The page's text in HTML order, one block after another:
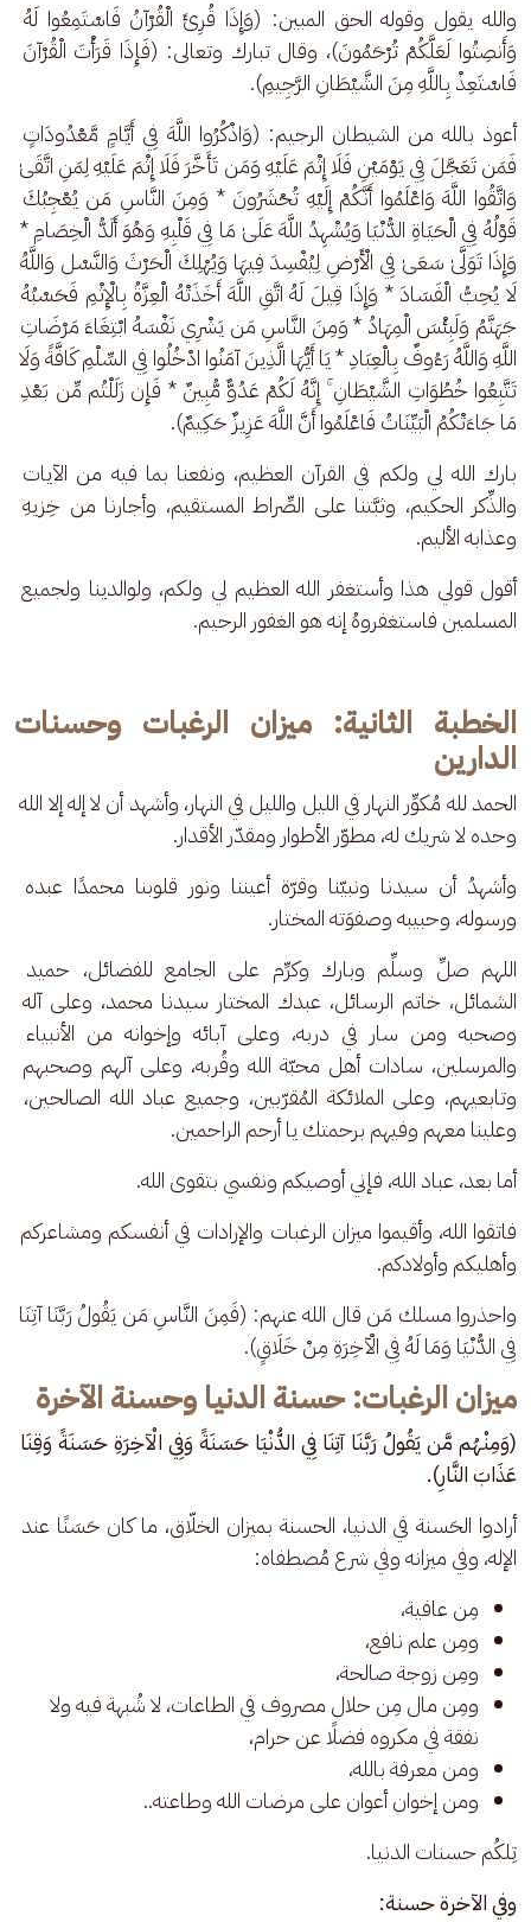
والله يقول وقوله الحق المبين: (وَإِذَا قُرِئَ الْقُرْآنُ فَاسْتَمِعُوا لَهُ
وَأَنصِتُوا لَعَلَّكُمْ تُرْحَمُونَ)، وقال تبارك وتعالى: (فَإِذَا قَرَأْتَ الْقُرْآنَ
فَاسْتَعِذْ بِاللَّهِ مِنَ الشَّيْطَانِ الرَّجِيمِ).
أعوذ بالله من الشيطان الرجيم: (وَاذْكُرُوا اللَّهَ فِي أَيَّامٍ مَّعْدُودَاتٍ
فَمَن تَعَجَّلَ فِي يَوْمَيْنِ فَلَا إِثْمَ عَلَيْهِ وَمَن تَأَخَّرَ فَلَا إِثْمَ عَلَيْهِ لِمَنِ اتَّقَىٰ
وَاتَّقُوا اللَّهَ وَاعْلَمُوا أَنَّكُمْ إِلَيْهِ تُحْشَرُونَ * وَمِنَ النَّاسِ مَن يُعْجِبُكَ
قَوْلُهُ فِي الْحَيَاةِ الدُّنْيَا وَيُشْهِدُ اللَّهَ عَلَىٰ مَا فِي قَلْبِهِ وَهُوَ أَلَدُّ الْخِصَامِ *
وَإِذَا تَوَلَّىٰ سَعَىٰ فِي الْأَرْضِ لِيُفْسِدَ فِيهَا وَيُهْلِكَ الْحَرْثَ وَالنَّسْل وَاللَّهُ
لَا يُحِبُّ الْفَسَادَ * وَإِذَا قِيلَ لَهُ اتَّقِ اللَّهَ أَخَذَتْهُ الْعِزَّةُ بِالْإِثْمِ فَحَسْبُهُ
جَهَنَّمُ وَلَبِئْسَ الْمِهَادُ * وَمِنَ النَّاسِ مَن يَشْرِي نَفْسَهُ ابْتِغَاءَ مَرْضَاتِ
اللَّهِ وَاللَّهُ رَءُوفٌ بِالْعِبَادِ * يَا أَيُّهَا الَّذِينَ آمَنُوا ادْخُلُوا فِي السِّلْمِ كَافَّةً وَلَا
تَتَّبِعُوا خُطُوَاتِ الشَّيْطَانِ ۚ إِنَّهُ لَكُمْ عَدُوٌّ مُّبِينٌ * فَإِن زَلَلْتُم مِّن بَعْدِ
مَا جَاءَتْكُمُ الْبَيِّنَاتُ فَاعْلَمُوا أَنَّ اللَّهَ عَزِيزٌ حَكِيمٌ).
بارك الله لي ولكم في القرآن العظيم، ونفعنا بما فيه من الآيات
والذِّكر الحكيم، وثبَّتنا على الصِّراط المستقيم، وأجارنا من خِزيهِ
وعذابه الأليم.
أقول قولي هذا وأستغفر الله العظيم لي ولكم، ولوالدينا ولجميع
المسلمين فاستغفروهُ إنه هو الغفور الرحيم.
الخطبة الثانية: ميزان الرغبات وحسنات
الدارين
الحمد لله مُكوِّر النهار في الليل والليل في النهار، وأشهد أن لا إله إلا الله
وحده لا شريك له، مطوّر الأطوار ومقدّر الأقدار.
وأشهدُ أن سيدنا ونبيّنا وقرّة أعيننا ونور قلوبنا محمدًا عبده
ورسوله، وحبيبه وصفوَته المختار.
اللهم صلِّ وسلِّم وبارك وكرِّم على الجامع للفضائل، حميد
الشمائل، خاتم الرسائل، عبدك المختار سيدنا محمد، وعلى آله
وصحبه ومن سار في دربه، وعلى آبائه وإخوانه من الأنبياء
والمرسلين، سادات أهل محبّة الله وقُربه، وعلى آلهم وصحبهم
وتابعيهم، وعلى الملائكة المُقرّبين، وجميع عباد الله الصالحين،
وعلينا معهم وفيهم برحمتك يا أرحم الراحمين.
أما بعد، عباد الله، فإني أوصيكم ونفسي بتقوى الله.
فاتقوا الله، وأقيموا ميزان الرغبات والإرادات في أنفسكم ومشاعركم
وأهليكم وأولادكم.
واحذروا مسلك مَن قال الله عنهم: (فَمِنَ النَّاسِ مَن يَقُولُ رَبَّنَا آتِنَا
فِي الدُّنْيَا وَمَا لَهُ فِي الْآخِرَةِ مِنْ خَلَاقٍ).
ميزان الرغبات: حسنة الدنيا وحسنة الآخرة
(وَمِنْهُم مَّن يَقُولُ رَبَّنَا آتِنَا فِي الدُّنْيَا حَسَنَةً وَفِي الْآخِرَةِ حَسَنَةً وَقِنَا
عَذَابَ النَّارِ).
أرادوا الحَسنة في الدنيا، الحسنة بميزان الخلّاق، ما كان حَسَنًا عند
الإله، وفي ميزانه وفي شرع مُصطفاه:
مِن عافية،
ومِن علم نافع،
ومِن زوجة صالحة،
ومِن مال مِن حلال مصروف في الطاعات، لا شُبهة فيه ولا
نفقة في مكروه فضلًا عن حرام،
ومن معرفة بالله،
ومن إخوان أعوان على مرضات الله وطاعته..
تِلكُم حسنات الدنيا.
وفي الآخرة حسنة: